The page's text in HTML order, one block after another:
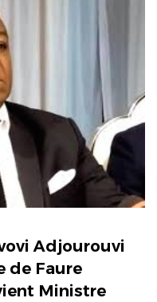
Adjourouvi
de Faure
Ministre